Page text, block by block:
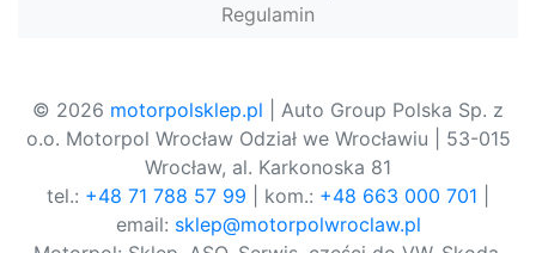
Regulamin
© 2026 motorpolsklep.pl | Auto Group Polska Sp. z
o.o. Motorpol Wrocław Odział we Wrocławiu | 53-015
Wrocław, al. Karkonoska 81
tel.: +48 71 788 57 99 | kom.: +48 663 000 701
email: sklep@motorpolwroclaw.pl